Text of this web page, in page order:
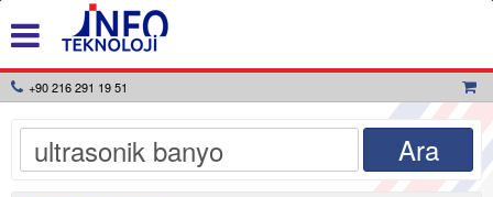
+90 216 291 19 51